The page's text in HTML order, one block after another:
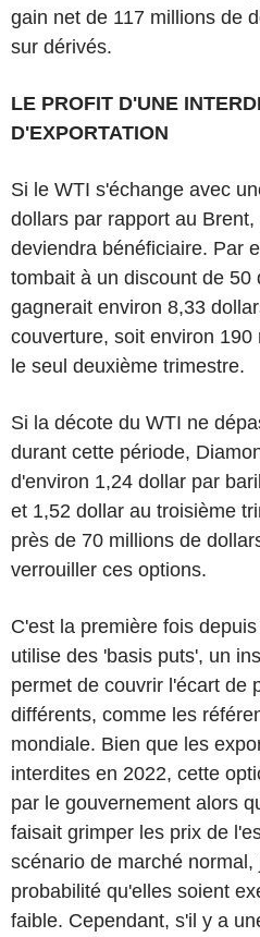
gain net de 117 millions de
sur dérivés.
LE PROFIT D'UNE
D'EXPORTATION
Si le WTI s'échange avec
dollars par rapport au
deviendra bénéficiaire. Par
tombait à un discount de 50
gagnerait environ 8,33
couverture, soit environ
le seul deuxième trimestre.
Si la décote du WTI ne
durant cette période,
d'environ 1,24 dollar par
et 1,52 dollar au troisième
près de 70 millions de
verrouiller ces options.
C'est la première fois
utilise des 'basis puts', un
permet de couvrir l'écart de
différents, comme les
mondiale. Bien que les
interdites en 2022, cette
par le gouvernement alors
faisait grimper les prix de
scénario de marché normal,
probabilité qu'elles soient
faible. Cependant, s'il y a